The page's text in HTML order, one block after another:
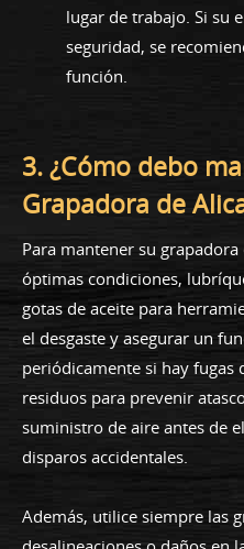
lugar de trabajo. Si su
seguridad, se
función.
3. ¿Cómo debo
Grapadora de
Para mantener su
óptimas condiciones,
gotas de aceite para
el desgaste y asegurar un
periódicamente si hay
residuos para prevenir
suministro de aire antes de
disparos accidentales.
Además, utilice siempre las